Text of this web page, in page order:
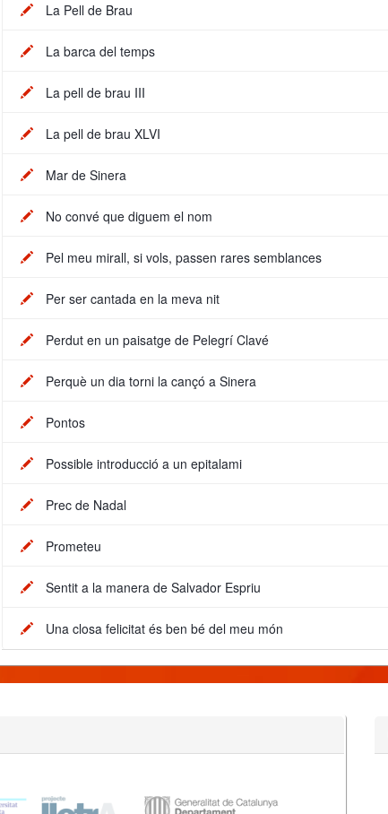
La Pell de Brau
La barca del temps
La pell de brau III
La pell de brau XLVI
Mar de Sinera
No convé que diguem el nom
Pel meu mirall, si vols, passen rares semblances
Per ser cantada en la meva nit
Perdut en un paisatge de Pelegrí Clavé
Perquè un dia torni la cançó a Sinera
Pontos
Possible introducció a un epitalami
Prec de Nadal
Prometeu
Sentit a la manera de Salvador Espriu
Una closa felicitat és ben bé del meu món